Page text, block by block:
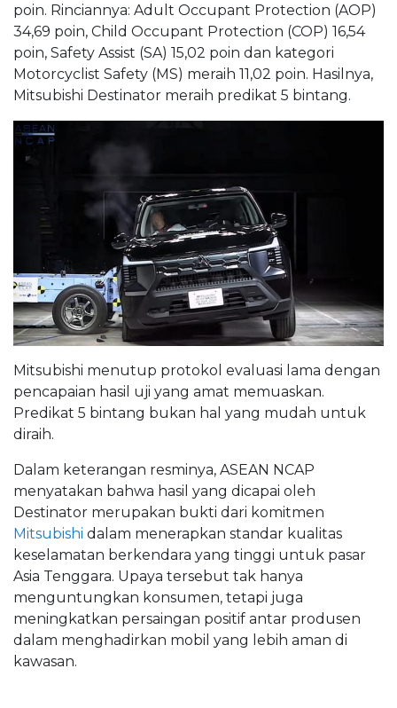
poin. Rinciannya: Adult Occupant Protection (AOP)
34,69 poin, Child Occupant Protection (COP) 16,54
poin, Safety Assist (SA) 15,02 poin dan kategori
Motorcyclist Safety (MS) meraih 11,02 poin. Hasilnya,
Mitsubishi Destinator meraih predikat 5 bintang.
Mitsubishi menutup protokol evaluasi lama dengan
pencapaian hasil uji yang amat memuaskan.
Predikat 5 bintang bukan hal yang mudah untuk
diraih.
Dalam keterangan resminya, ASEAN NCAP
menyatakan bahwa hasil yang dicapai oleh
Destinator merupakan bukti dari komitmen
Mitsubishi dalam menerapkan standar kualitas
keselamatan berkendara yang tinggi untuk pasar
Asia Tenggara. Upaya tersebut tak hanya
menguntungkan konsumen, tetapi juga
meningkatkan persaingan positif antar produsen
dalam menghadirkan mobil yang lebih aman di
kawasan.